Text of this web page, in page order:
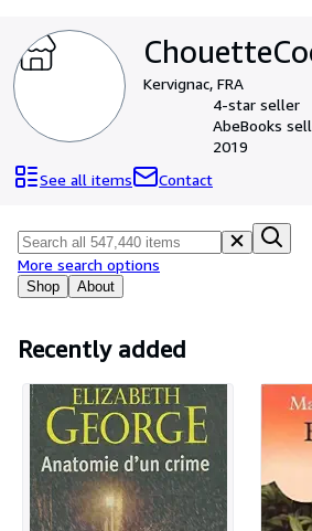
My Purchases
Advanced Search
Browse Collections
Art & Collectibles
Textbooks
Start Selling
Help
CLOSE
Kervignac, FRA
4-star seller
AbeBooks
2019
See all items
Contact
Shop About
More search options
Recently added